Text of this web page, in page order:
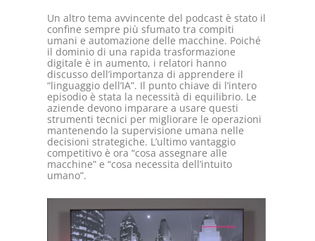
Un altro tema avvincente del podcast è stato il
confine sempre più sfumato tra compiti
umani e automazione delle macchine. Poiché
il dominio di una rapida trasformazione
digitale è in aumento, i relatori hanno
discusso dell’importanza di apprendere il
“linguaggio dell’IA”. Il punto chiave di l’intero
episodio è stata la necessità di equilibrio. Le
aziende devono imparare a usare questi
strumenti tecnici per migliorare le operazioni
mantenendo la supervisione umana nelle
decisioni strategiche. L’ultimo vantaggio
competitivo è ora “cosa assegnare alle
macchine” e “cosa necessita dell’intuito
umano”.